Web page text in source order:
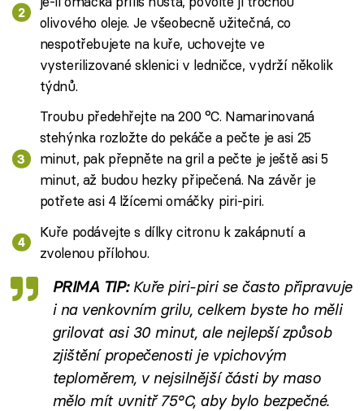
olivového oleje. Je všeobecně užitečná, co
nespotřebujete na kuře, uchovejte ve
vysterilizované sklenici v ledničce, vydrží několik
týdnů.
Troubu předehřejte na 200 °C. Namarinovaná
stehýnka rozložte do pekáče a pečte je asi 25
minut, pak přepněte na gril a pečte je ještě asi 5
minut, až budou hezky připečená. Na závěr je
potřete asi 4 lžícemi omáčky piri-piri.
Kuře podávejte s dílky citronu k zakápnutí a
zvolenou přílohou.
PRIMA TIP:Kuře piri-piri se často připravuje
i na venkovním grilu, celkem byste ho měli
grilovat asi 30 minut, ale nejlepší způsob
zjištění propečenosti je vpichovým
teploměrem, v nejsilnější části by maso
mělo mít uvnitř 75°C, aby bylo bezpečné.